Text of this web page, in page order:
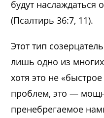
будут
(Псалтирь 36:7, 11).
Этот тип
лишь одно из
хотя это не
проблем, это —
пренебрегаемое